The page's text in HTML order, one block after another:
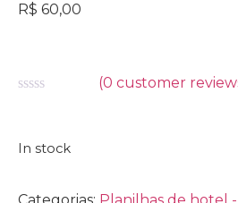
R$ 60,00
5
(0 customer
In stock
Categorias: Planilhas de hotel